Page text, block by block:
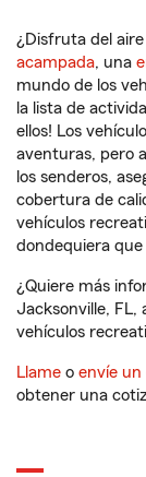
¿Disfruta del
acampada, una
mundo de los
la lista de
ellos! Los
aventuras, pero
los senderos,
cobertura de
vehículos
dondequiera que
¿Quiere más
Jacksonville, FL,
vehículos
Llame o envíe un
obtener una